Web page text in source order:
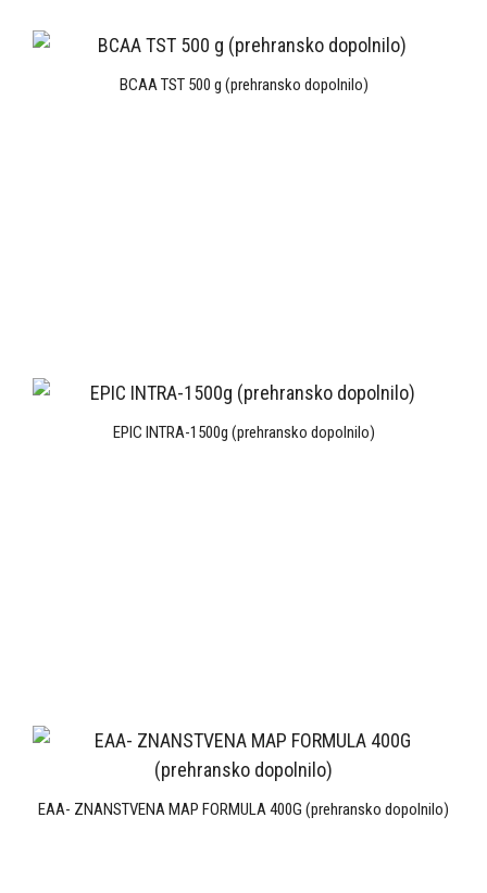
BCAA TST 500 g (prehransko dopolnilo)
EPIC INTRA-1500g (prehransko dopolnilo)
EAA- ZNANSTVENA MAP FORMULA 400G (prehransko dopolnilo)